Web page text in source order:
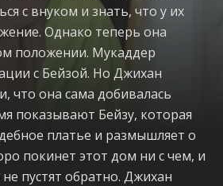
с внуком и знать, что у их
Однако теперь она
положении. Мукаддер
с Бейзой. Но Джихан
что она сама добивалась
показывают Бейзу, которая
платье и размышляет о
покинет этот дом ни с чем, и
пустят обратно. Джихан